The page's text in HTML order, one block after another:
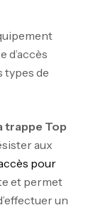
d’accès
types de
trappe Top
aux
pour
et permet
un